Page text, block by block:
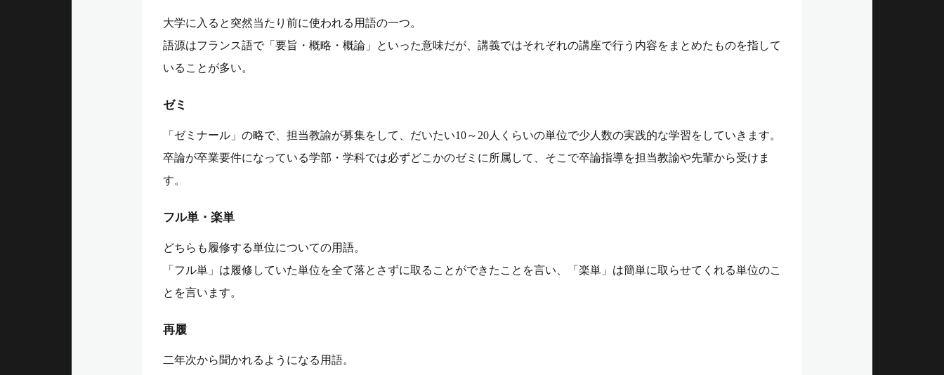
大学に入ると突然当たり前に使われる用語の一つ。
語源はフランス語で「要旨・概略・概論」といった意味だが、講義ではそれぞれの講座で行う内容をまとめたものを指して
いることが多い。
ゼミ
「ゼミナール」の略で、担当教諭が募集をして、だいたい10～20人くらいの単位で少人数の実践的な学習をしていきます。
卒論が卒業要件になっている学部・学科では必ずどこかのゼミに所属して、そこで卒論指導を担当教諭や先輩から受けま
す。
フル単・楽単
どちらも履修する単位についての用語。
「フル単」は履修していた単位を全て落とさずに取ることができたことを言い、「楽単」は簡単に取らせてくれる単位のこ
とを言います。
再履
二年次から聞かれるようになる用語。